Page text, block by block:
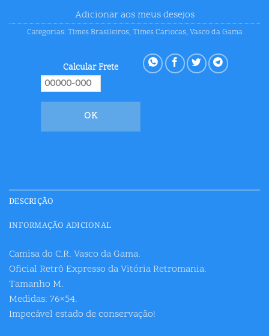
Adicionar aos meus desejos
Categorias: Times Brasileiros, Times Cariocas, Vasco da Gama
Calcular Frete
OK
DESCRIÇÃO
INFORMAÇÃO ADICIONAL
Camisa do C.R. Vasco da Gama.
Oficial Retrô Expresso da Vitória Retromania.
Tamanho M.
Medidas: 76×54.
Impecável estado de conservação!